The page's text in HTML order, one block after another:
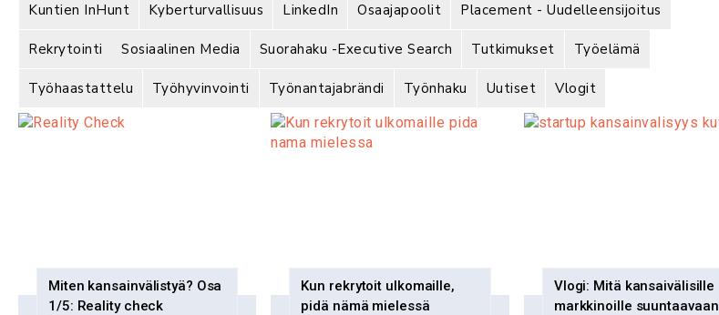
Kuntien InHunt Kyberturvallisuus LinkedIn Osaajapoolit Placement - Uudelleensijoitus
Rekrytointi Sosiaalinen Media Suorahaku -Executive Search Tutkimukset Työelämä
Työhaastattelu Työhyvinvointi Työnantajabrändi Työnhaku Uutiset Vlogit
Miten kansainvälistyä? Osa
1/5: Reality check
Kun rekrytoit ulkomaille,
pidä nämä mielessä
Vlogi: Mitä kansaivälisille
markkinoille suuntaavaan